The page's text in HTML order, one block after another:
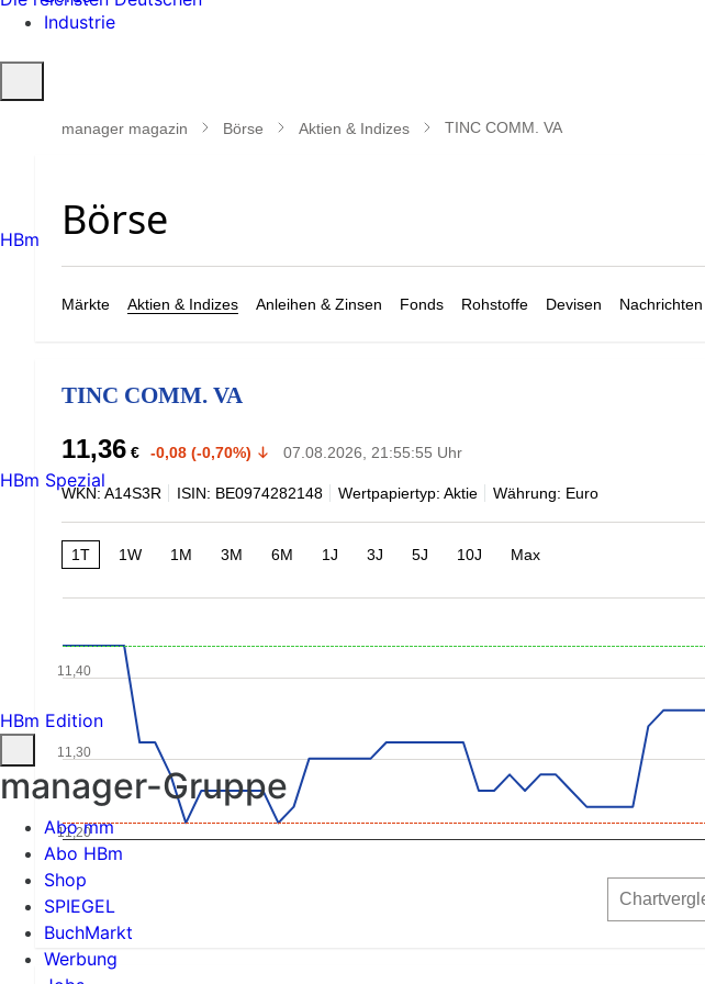
Industrie
öffnen
manager magazin Börse Aktien & Indizes TINC COMM. VA
Märkte Aktien & Indizes Anleihen & Zinsen Fonds Rohstoffe Devisen Nachrichten
TINC COMM. VA
11,36 € -0,08 (-0,70%) 07.08.2026, 21:55:55 Uhr
WKN: A14S3R ISIN: BE0974282148 Wertpapiertyp: Aktie Währung: Euro
1T 1W 1M 3M 6M 1J 3J 5J 10J Max
11,20
11,30
11,40
HBm
HBm Spezial
HBm Edition
manager-Gruppe
Abo mm
Abo HBm
Shop
SPIEGEL
BuchMarkt
Werbung